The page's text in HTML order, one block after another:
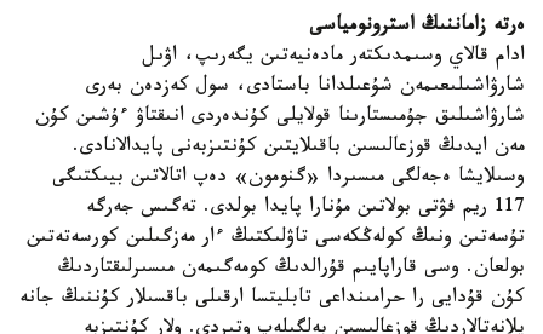
ەرتە زاماننىڭ استرونومياسى
ادام قالاي وسىمدىكتەر مادەنيەتىن يگەرىپ، اۋىل
شارۋاشىلىعىمەن شۇعىلدانا باستادى، سول كەزدەن بەرى
شارۋاشىلىق جۇمىستارىنا قولايلى كۇندەردى انىقتاۋ ءۇشىن كۇن
مەن ايدىڭ قوزعالىسىن باقىلايتىن كۇنتىزبەنى پايدالانادى.
وسىلايشا ەجەلگى مىسىردا «گنومون» دەپ اتالاتىن بيىكتىگى
117 ريم فۋتى بولاتىن مۇنارا پايدا بولدى. تەگىس جەرگە
تۇسەتىن ونىڭ كولەڭكەسى تاۋلىكتىڭ ءار مەزگىلىن كورسەتەتىن
بولعان. وسى قاراپايىم قۇرالدىڭ كومەگىمەن مىسىرلىقتاردىڭ
كۇن قۇدايى را حرامىنداعى تابليتسا ارقىلى باقسىلار كۇننىڭ جانە